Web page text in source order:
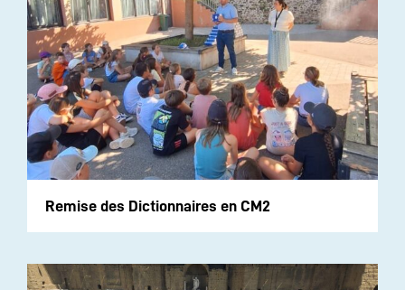
Remise des Dictionnaires en CM2